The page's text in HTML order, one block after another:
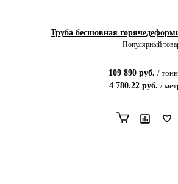
Труба бесшовная
Популярный
109 890 руб. /
4 780.22 руб. /